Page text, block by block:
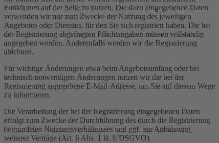
Funktionen auf der Seite zu nutzen. Die dazu eingegebenen Daten
verwenden wir nur zum Zwecke der Nutzung des jeweiligen
Angebotes oder Dienstes, für den Sie sich registriert haben. Die bei
der Registrierung abgefragten Pflichtangaben müssen vollständig
angegeben werden. Anderenfalls werden wir die Registrierung
ablehnen.
Für wichtige Änderungen etwa beim Angebotsumfang oder bei
technisch notwendigen Änderungen nutzen wir die bei der
Registrierung angegebene E-Mail-Adresse, um Sie auf diesem Wege
zu informieren.
Die Verarbeitung der bei der Registrierung eingegebenen Daten
erfolgt zum Zwecke der Durchführung des durch die Registrierung
begründeten Nutzungsverhältnisses und ggf. zur Anbahnung
weiterer Verträge (Art. 6 Abs. 1 lit. b DSGVO).